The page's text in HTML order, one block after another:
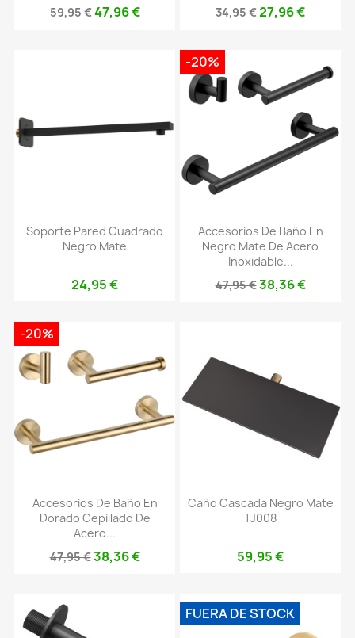
59,95 €47,96 € 34,95 €27,96 €
Soporte Pared Cuadrado
Negro Mate
24,95 €
Accesorios De Baño En
Negro Mate De Acero
Inoxidable...
47,95 €38,36 €
-20%
Accesorios De Baño En
Dorado Cepillado De
Acero...
47,95 €38,36 €
-20%
Caño Cascada Negro Mate
TJ008
59,95 €
FUERA DE STOCK